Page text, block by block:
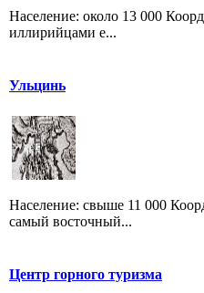
Население: около 13 000
иллирийцами е...
Ульцинь
Население: свыше 11 000
самый восточный...
Центр горного туризма